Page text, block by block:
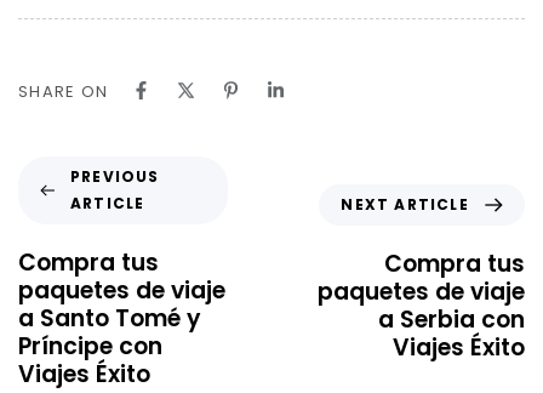
SHARE ON
PREVIOUS
ARTICLE
Compra tus
paquetes de viaje
a Santo Tomé y
Príncipe con
Viajes Éxito
NEXT ARTICLE
Compra tus
paquetes de viaje
a Serbia con
Viajes Éxito